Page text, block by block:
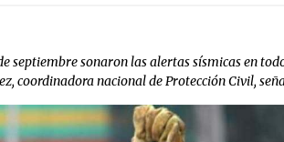
septiembre sonaron las alertas sísmicas en
coordinadora nacional de Protección Civil,